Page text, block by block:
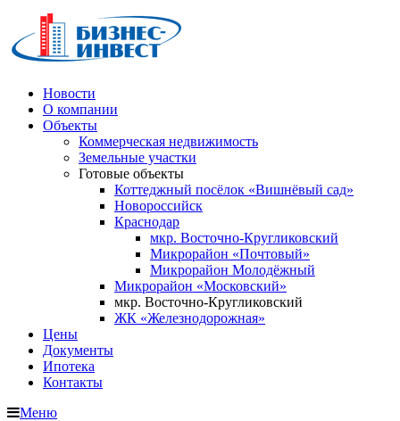
Новости
О компании
Объекты
Коммерческая недвижимость
Земельные участки
Готовые объекты
Коттеджный посёлок «Вишнёвый сад»
Новороссийск
Краснодар
мкр. Восточно-Кругликовский
Микрорайон «Почтовый»
Микрорайон Молодёжный
Микрорайон «Московский»
мкр. Восточно-Кругликовский
ЖК «Железнодорожная»
Цены
Документы
Ипотека
Контакты
Меню